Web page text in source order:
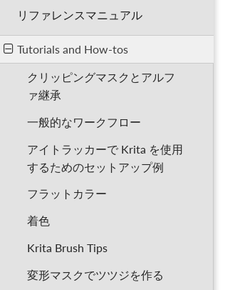
リファレンスマニュアル
Tutorials and How-tos
クリッピングマスクとアルフ
ァ継承
一般的なワークフロー
アイトラッカーで Krita を使用
するためのセットアップ例
フラットカラー
着色
Krita Brush Tips
変形マスクでツツジを作る